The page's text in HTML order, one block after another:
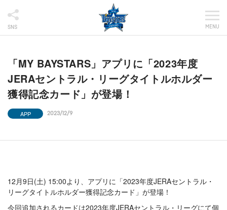
SNS MENU
「MY BAYSTARS」アプリに「2023年度
JERAセントラル・リーグタイトルホルダー
獲得記念カード」が登場！
APP 2023/12/9
12月9日(土) 15:00より、アプリに「2023年度JERAセントラル・
リーグタイトルホルダー獲得記念カード」が登場！
今回追加されるカードは2023年度JERAセントラル・リーグにて個